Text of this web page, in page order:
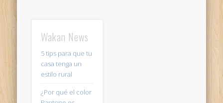
Wakan News
5 tips para que tu
casa tenga un
estilo rural
¿Por qué el color